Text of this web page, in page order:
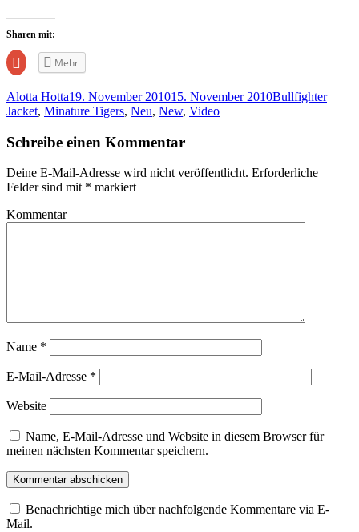
Sharen mit:
Zum
Teilen
anklicken
(Wird
in
Fenster
geöffnet)
Mehr
Alotta Hotta19. November 201015. November 2010Bullfighter
Jacket, Minature Tigers, Neu, New, Video
Schreibe einen Kommentar
Deine E-Mail-Adresse wird nicht veröffentlicht. Erforderliche
Felder sind mit * markiert
Kommentar
Name *
E-Mail-Adresse *
Website
Name, E-Mail-Adresse und Website in diesem Browser für
meinen nächsten Kommentar speichern.
Benachrichtige mich über nachfolgende Kommentare via E-
Mail.